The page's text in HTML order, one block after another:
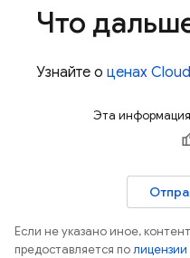
Что
Узнайте о ценах
Эта информация
Если не указано иное,
предоставляется по